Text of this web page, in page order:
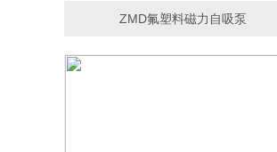
ZMD氟塑料磁力自吸泵